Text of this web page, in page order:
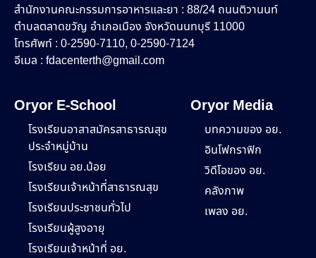
สำนักงานคณะกรรมการอาหารและยา : 88/24 ถนนติวานนท์
ตำบลตลาดขวัญ อำเภอเมือง จังหวัดนนทบุรี 11000
โทรศัพท์ : 0-2590-7110, 0-2590-7124
อีเมล : fdacenterth@gmail.com
Oryor E-School
โรงเรียนอาสาสมัครสาธารณสุข
ประจำหมู่บ้าน
โรงเรียน อย.น้อย
โรงเรียนเจ้าหน้าที่สาธารณสุข
โรงเรียนประชาชนทั่วไป
โรงเรียนผู้สูงอายุ
โรงเรียนเจ้าหน้าที่ อย.
Oryor Media
บทความของ อย.
อินโฟกราฟิก
วิดีโอของ อย.
คลังภาพ
เพลง อย.